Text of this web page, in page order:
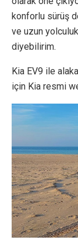
konforlu sürüş
ve uzun
diyebilirim.
Kia EV9 ile
için Kia resmi